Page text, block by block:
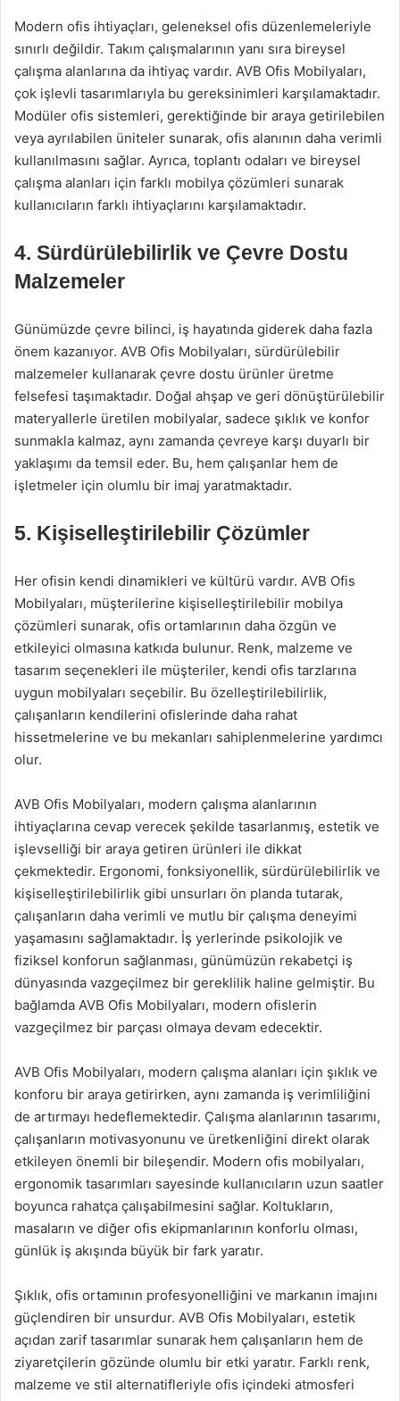
Modern ofis ihtiyaçları, geleneksel ofis düzenlemeleriyle
sınırlı değildir. Takım çalışmalarının yanı sıra bireysel
çalışma alanlarına da ihtiyaç vardır. AVB Ofis Mobilyaları,
çok işlevli tasarımlarıyla bu gereksinimleri karşılamaktadır.
Modüler ofis sistemleri, gerektiğinde bir araya getirilebilen
veya ayrılabilen üniteler sunarak, ofis alanının daha verimli
kullanılmasını sağlar. Ayrıca, toplantı odaları ve bireysel
çalışma alanları için farklı mobilya çözümleri sunarak
kullanıcıların farklı ihtiyaçlarını karşılamaktadır.
4. Sürdürülebilirlik ve Çevre Dostu
Malzemeler
Günümüzde çevre bilinci, iş hayatında giderek daha fazla
önem kazanıyor. AVB Ofis Mobilyaları, sürdürülebilir
malzemeler kullanarak çevre dostu ürünler üretme
felsefesi taşımaktadır. Doğal ahşap ve geri dönüştürülebilir
materyallerle üretilen mobilyalar, sadece şıklık ve konfor
sunmakla kalmaz, aynı zamanda çevreye karşı duyarlı bir
yaklaşımı da temsil eder. Bu, hem çalışanlar hem de
işletmeler için olumlu bir imaj yaratmaktadır.
5. Kişiselleştirilebilir Çözümler
Her ofisin kendi dinamikleri ve kültürü vardır. AVB Ofis
Mobilyaları, müşterilerine kişiselleştirilebilir mobilya
çözümleri sunarak, ofis ortamlarının daha özgün ve
etkileyici olmasına katkıda bulunur. Renk, malzeme ve
tasarım seçenekleri ile müşteriler, kendi ofis tarzlarına
uygun mobilyaları seçebilir. Bu özelleştirilebilirlik,
çalışanların kendilerini ofislerinde daha rahat
hissetmelerine ve bu mekanları sahiplenmelerine yardımcı
olur.
AVB Ofis Mobilyaları, modern çalışma alanlarının
ihtiyaçlarına cevap verecek şekilde tasarlanmış, estetik ve
işlevselliği bir araya getiren ürünleri ile dikkat
çekmektedir. Ergonomi, fonksiyonellik, sürdürülebilirlik ve
kişiselleştirilebilirlik gibi unsurları ön planda tutarak,
çalışanların daha verimli ve mutlu bir çalışma deneyimi
yaşamasını sağlamaktadır. İş yerlerinde psikolojik ve
fiziksel konforun sağlanması, günümüzün rekabetçi iş
dünyasında vazgeçilmez bir gereklilik haline gelmiştir. Bu
bağlamda AVB Ofis Mobilyaları, modern ofislerin
vazgeçilmez bir parçası olmaya devam edecektir.
AVB Ofis Mobilyaları, modern çalışma alanları için şıklık ve
konforu bir araya getirirken, aynı zamanda iş verimliliğini
de artırmayı hedeflemektedir. Çalışma alanlarının tasarımı,
çalışanların motivasyonunu ve üretkenliğini direkt olarak
etkileyen önemli bir bileşendir. Modern ofis mobilyaları,
ergonomik tasarımları sayesinde kullanıcıların uzun saatler
boyunca rahatça çalışabilmesini sağlar. Koltukların,
masaların ve diğer ofis ekipmanlarının konforlu olması,
günlük iş akışında büyük bir fark yaratır.
Şıklık, ofis ortamının profesyonelliğini ve markanın imajını
güçlendiren bir unsurdur. AVB Ofis Mobilyaları, estetik
açıdan zarif tasarımlar sunarak hem çalışanların hem de
ziyaretçilerin gözünde olumlu bir etki yaratır. Farklı renk,
malzeme ve stil alternatifleriyle ofis içindeki atmosferi